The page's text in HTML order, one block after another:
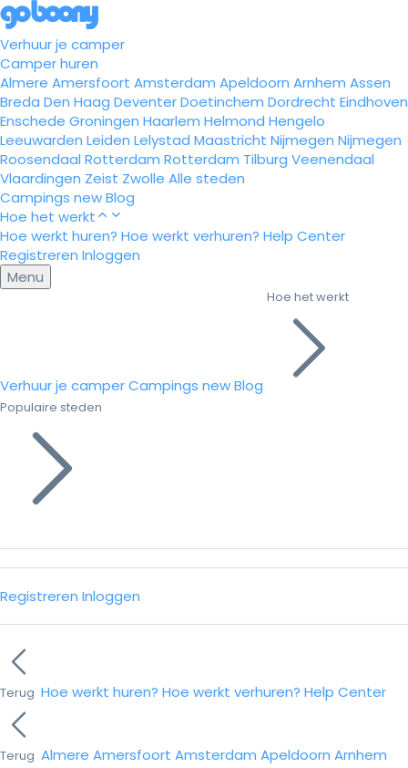
Verhuur je camper
Camper huren
Almere Amersfoort Amsterdam Apeldoorn Arnhem Assen
Breda Den Haag DeventerDoetinchem Dordrecht Eindhoven
Enschede Groningen Haarlem Helmond Hengelo
Leeuwarden Leiden Lelystad Maastricht Nijmegen Nijmegen
Roosendaal Rotterdam Rotterdam Tilburg Veenendaal
Vlaardingen Zeist Zwolle Alle steden
Campings newBlog
Hoe het werkt
Hoe werkt huren? Hoe werkt verhuren? Help Center
Registreren Inloggen
Menu
Verhuur je camperCampings newBlog
Hoe het werkt
Populaire steden
Registreren Inloggen
Terug Hoe werkt huren? Hoe werkt verhuren? Help Center
Terug Almere Amersfoort Amsterdam Apeldoorn Arnhem